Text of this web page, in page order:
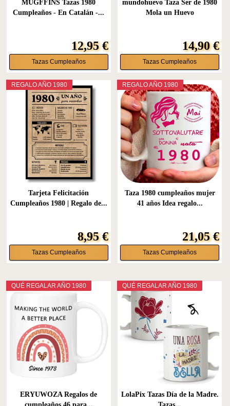
MUGFFINS Tazas 1980
Cumpleaños - En Catalán -...
12,95 €
Tazas Cumpleaños
mundohuevo Taza Ser de 1980
Mola un Huevo
14,90 €
Tazas Cumpleaños
REGALO AÑO 1980
Tarjeta Felicitación
Cumpleaños 1980 | Regalo de...
8,95 €
Tazas Cumpleaños
REGALO AÑO 1980
Taza 1980 cumpleaños mujer
41 años Idea regalo...
21,05 €
Tazas Cumpleaños
QUÉ REGALAR AÑO 1980
ERYUWOZA Regalos de
QUÉ REGALAR AÑO 1980
LolaPix Tazas Día de la Madre.